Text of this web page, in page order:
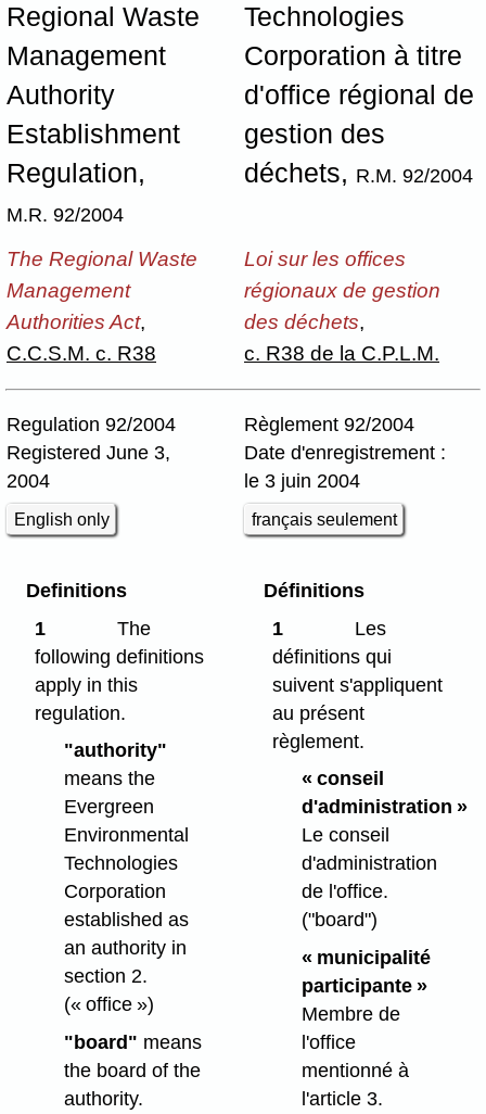
Regional Waste
Management
Authority
Establishment
Regulation,
M.R. 92/2004
Technologies
Corporation à titre
d'office régional de
gestion des
déchets, R.M. 92/2004
The Regional Waste
Management
Authorities Act,
C.C.S.M. c. R38
Loi sur les offices
régionaux de gestion
des déchets,
c. R38 de la C.P.L.M.
Regulation 92/2004
Registered June 3,
2004
English only
Règlement 92/2004
Date d'enregistrement :
le 3 juin 2004
français seulement
Definitions
1
The
following definitions
apply in this
regulation.
"authority"
means the
Evergreen
Environmental
Technologies
Corporation
established as
an authority in
section 2.
(« office »)
"board" means
the board of the
authority.
Définitions
1
Les
définitions qui
suivent s'appliquent
au présent
règlement.
« conseil
d'administration »
Le conseil
d'administration
de l'office.
("board")
« municipalité
participante »
Membre de
l'office
mentionné à
l'article 3.